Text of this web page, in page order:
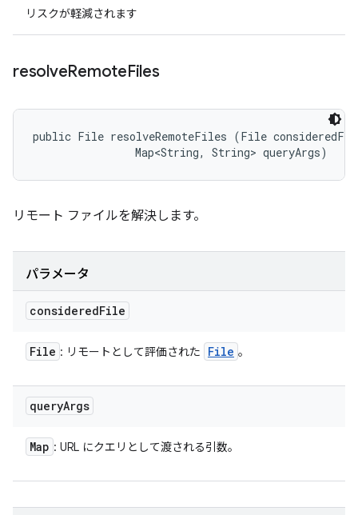
リスクが軽減されます
resolveRemoteFiles
public File resolveRemoteFiles (File
                Map<String, String> queryArgs)
リモート ファイルを解決します。
パラメータ
consideredFile
File : リモートとして評価された File 。
queryArgs
Map : URL にクエリとして渡される引数。